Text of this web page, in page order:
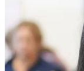
Bisnis·1 year ago
Share: